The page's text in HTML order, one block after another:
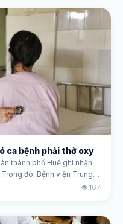
ca bệnh phải thở oxy
thành phố Huế ghi nhận
đó, Bệnh viện Trung
hợp có bệnh nền, tình👁️ 167